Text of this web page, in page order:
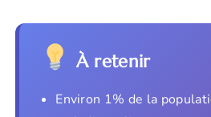
À retenir
Environ 1% de la